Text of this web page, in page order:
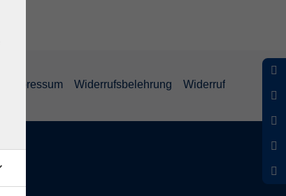
Impressum Widerrufsbelehrung Widerruf